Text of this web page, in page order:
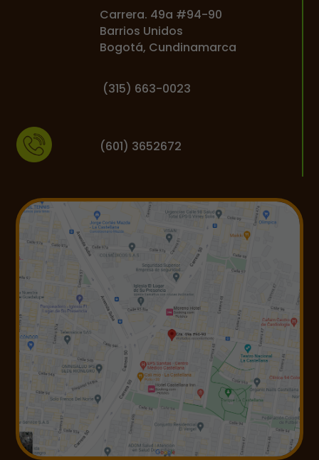
Carrera. 49a #94-90
Barrios Unidos
Bogotá, Cundinamarca
(315) 663-0023
(601) 3652672